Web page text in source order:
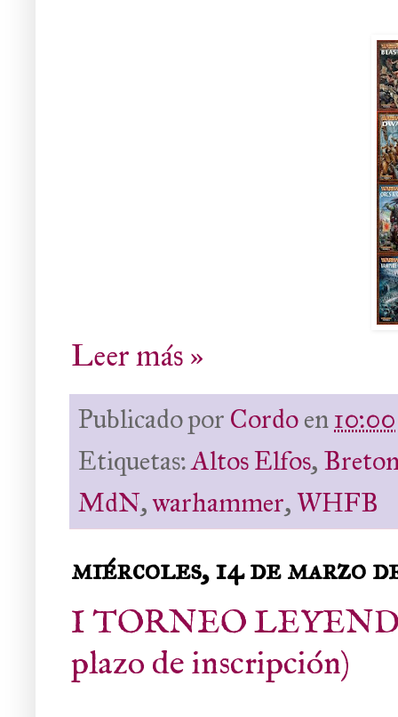
Leer más »
Publicado por Cordoen10:00
Etiquetas:Altos Elfos,
MdN,warhammer,WHFB
miércoles, 14 de marzo
I TORNEO
plazo de inscripción)